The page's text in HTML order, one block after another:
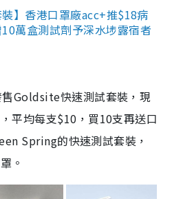
】香港口罩廠acc+推$18病
萬盒測試劑予深水埗露宿者
Goldsite快速測試套裝，現
平均每支$10，買10支再送口
Spring的快速測試套裝，
。